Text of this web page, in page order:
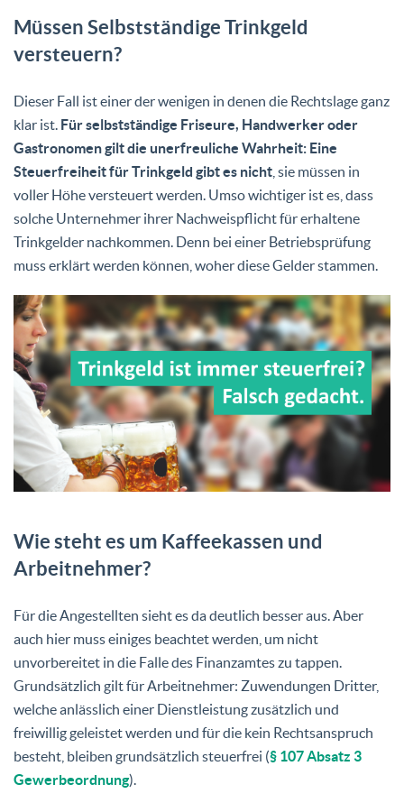
Müssen Selbstständige Trinkgeld
versteuern?
Dieser Fall ist einer der wenigen in denen die Rechtslage ganz
klar ist. Für selbstständige Friseure, Handwerker oder
Gastronomen gilt die unerfreuliche Wahrheit: Eine
Steuerfreiheit für Trinkgeld gibt es nicht , sie müssen in
voller Höhe versteuert werden. Umso wichtiger ist es, dass
solche Unternehmer ihrer Nachweispflicht für erhaltene
Trinkgelder nachkommen. Denn bei einer Betriebsprüfung
muss erklärt werden können, woher diese Gelder stammen.
Wie steht es um Kaffeekassen und
Arbeitnehmer?
Für die Angestellten sieht es da deutlich besser aus. Aber
auch hier muss einiges beachtet werden, um nicht
unvorbereitet in die Falle des Finanzamtes zu tappen.
Grundsätzlich gilt für Arbeitnehmer: Zuwendungen Dritter,
welche anlässlich einer Dienstleistung zusätzlich und
freiwillig geleistet werden und für die kein Rechtsanspruch
besteht, bleiben grundsätzlich steuerfrei (§ 107 Absatz 3
Gewerbeordnung).